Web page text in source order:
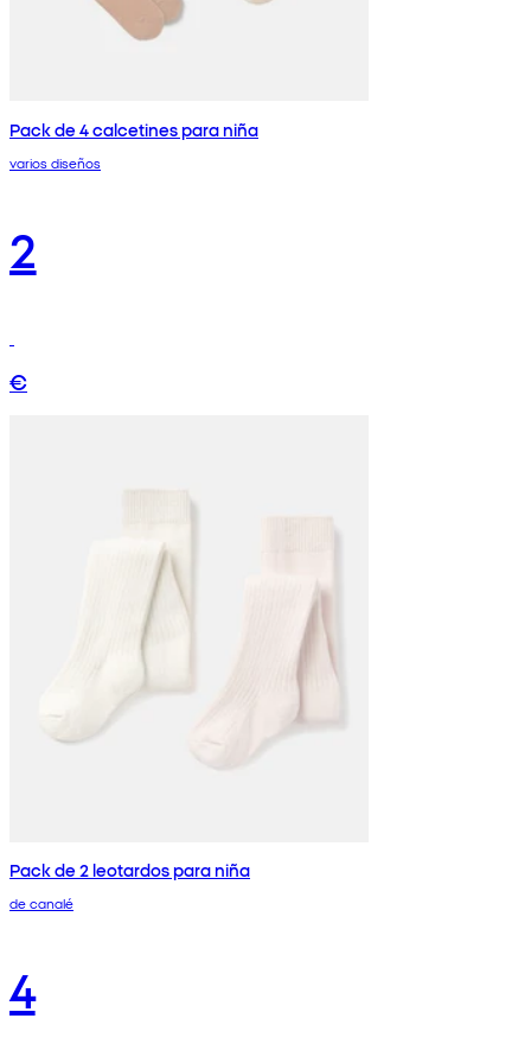
Pack de 4 calcetines para niña
varios diseños
2
€
Pack de 2 leotardos para niña
de canalé
4